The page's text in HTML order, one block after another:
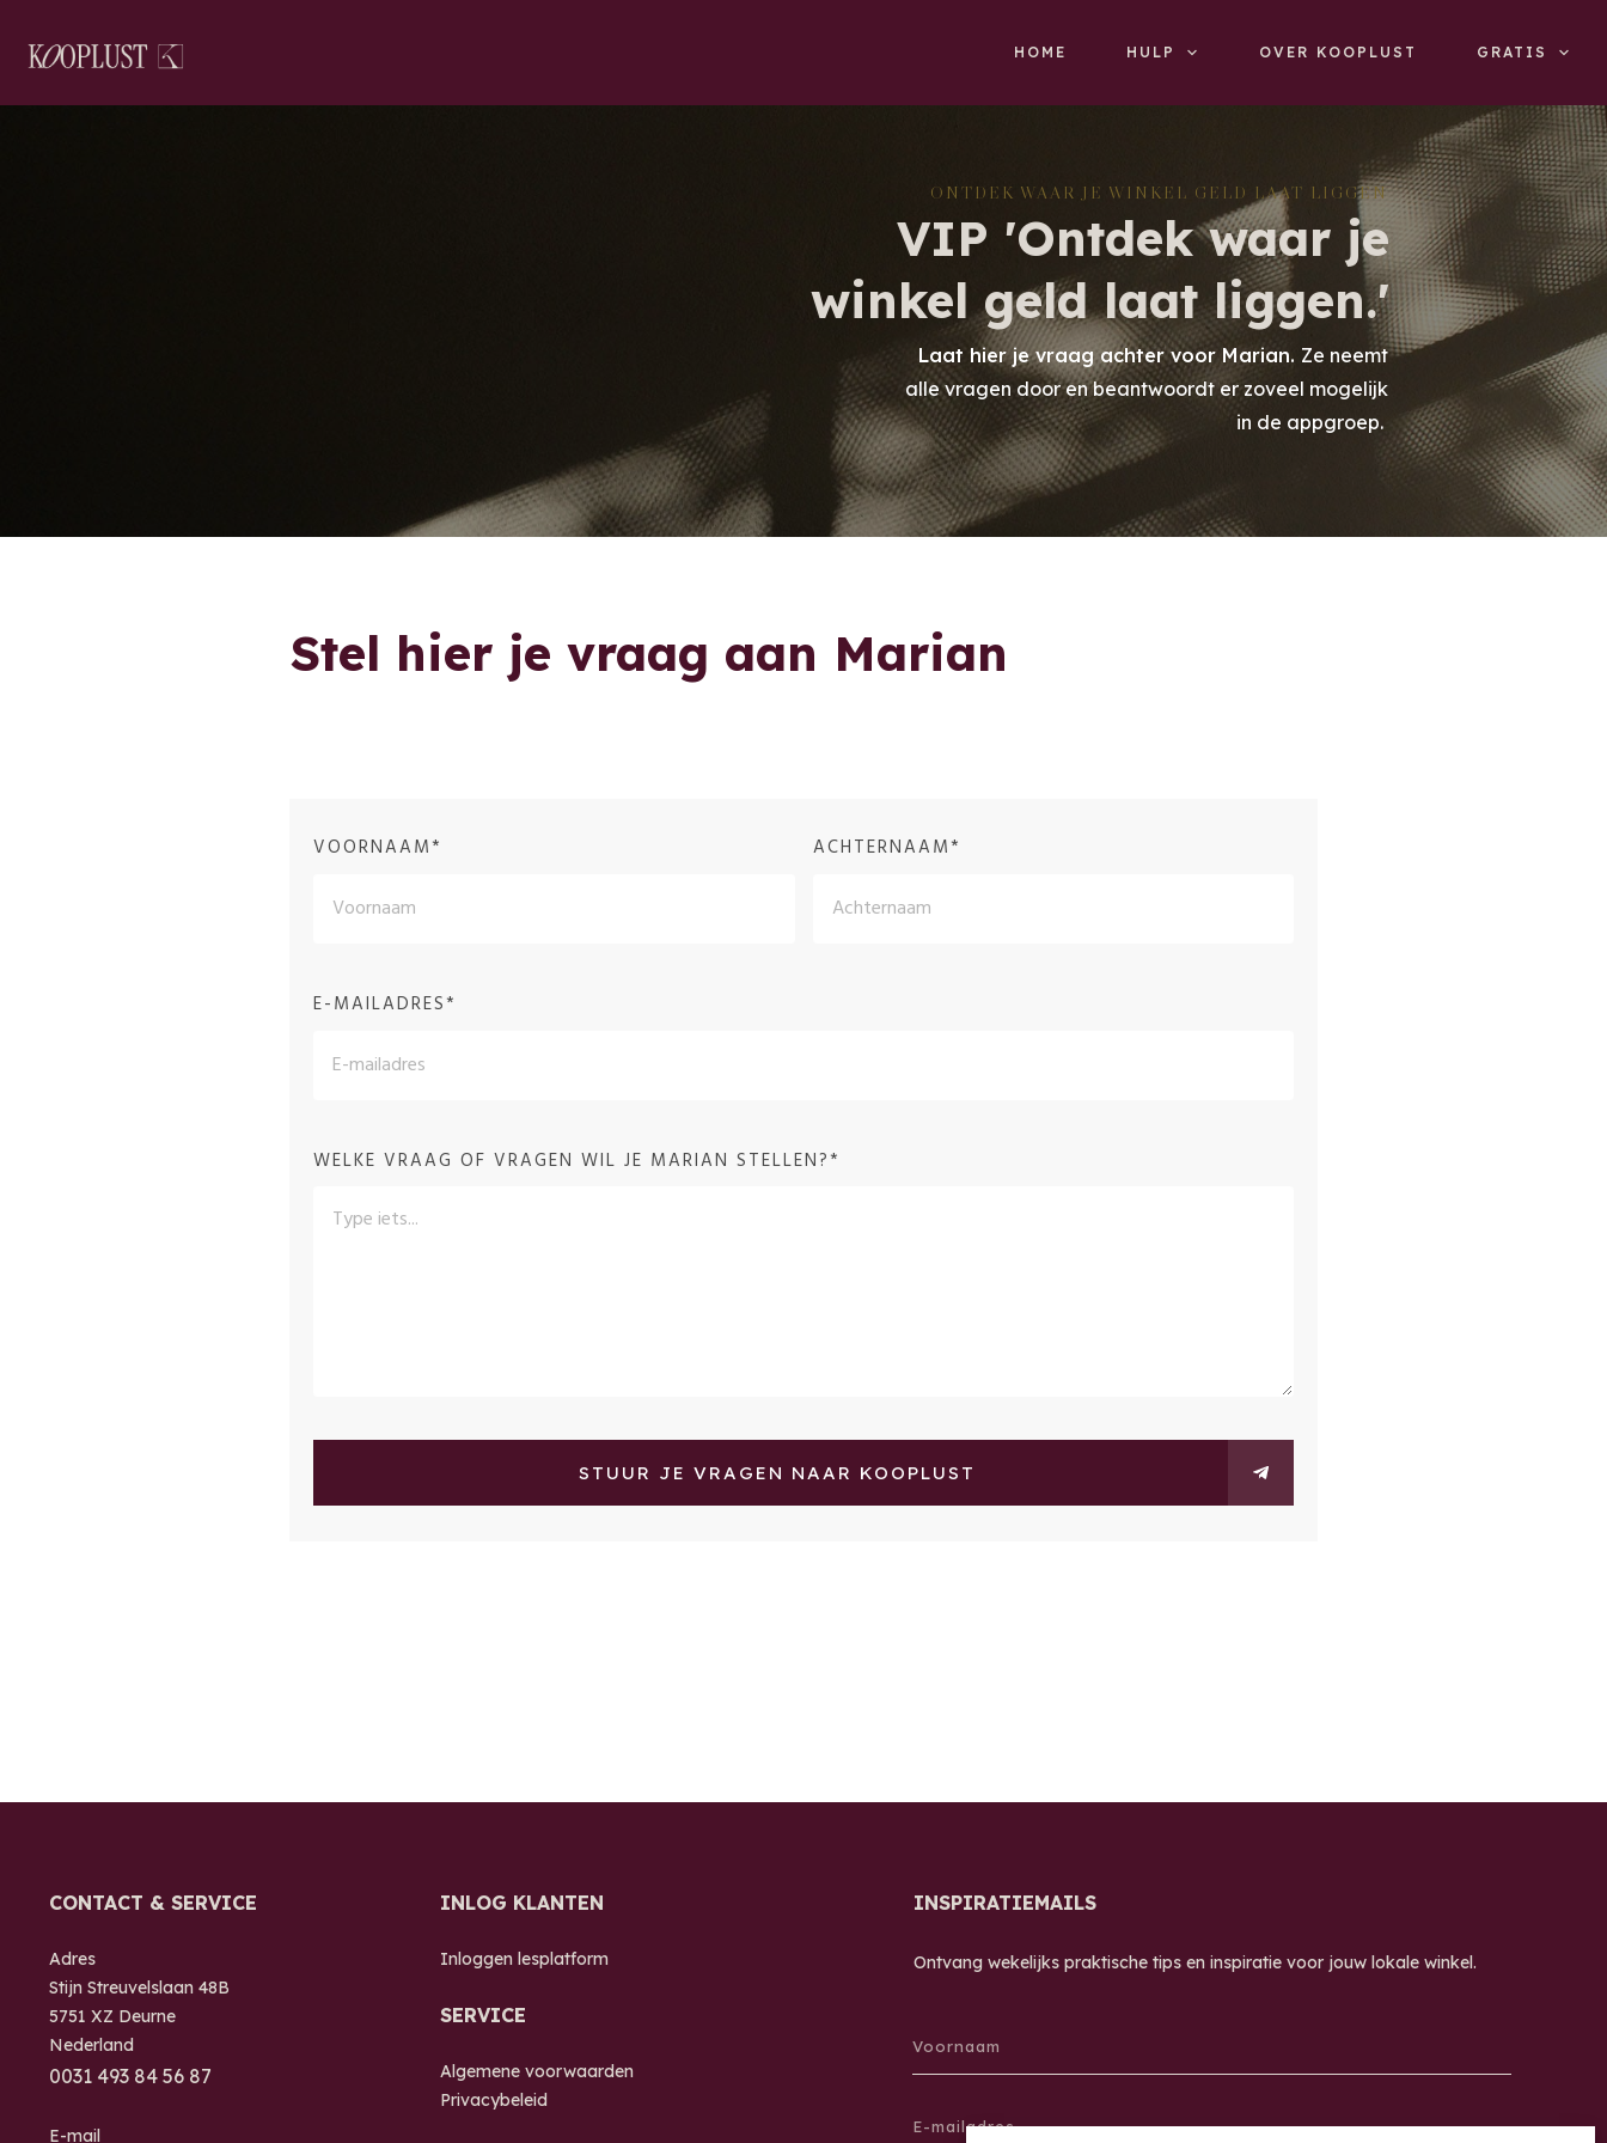
HOME HULP OVER KOOPLUST GRATIS
ONTDEK WAAR JE WINKEL GELD LAAT LIGGEN
VIP 'Ontdek waar je
winkel geld laat liggen.'
Laat hier je vraag achter voor Marian. Ze neemt
alle vragen door en beantwoordt er zoveel mogelijk
in de appgroep.
Stel hier je vraag aan Marian
VOORNAAM* ACHTERNAAM*
E-MAILADRES*
WELKE VRAAG OF VRAGEN WIL JE MARIAN STELLEN?*
STUUR JE VRAGEN NAAR KOOPLUST
CONTACT & SERVICE
Adres
Stijn Streuvelslaan 48B
5751 XZ Deurne
Nederland
0031 493 84 56 87
E-mail
INLOG KLANTEN
Inloggen lesplatform
SERVICE
Algemene voorwaarden
Privacybeleid
INSPIRATIEMAILS
Ontvang wekelijks praktische tips en inspiratie voor jouw lokale winkel.